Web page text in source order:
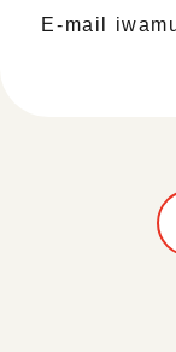
E-mail